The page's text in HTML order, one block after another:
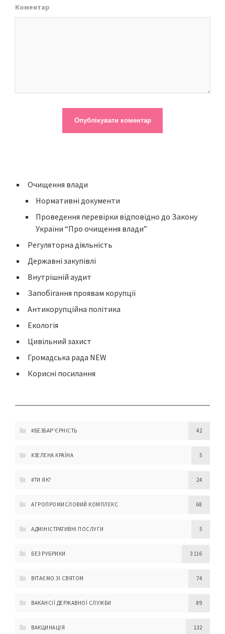
Коментар
Очищення влади
Нормативні документи
Проведення перевірки відповідно до Закону
України “Про очищення влади”
Регуляторна діяльність
Державні закупівлі
Внутрішній аудит
Запобігання проявам корупції
Антикорупційна політика
Екологія
Цивільний захист
Громадська рада NEW
Корисні посилання
#БЕЗБАР'ЄРНІСТЬ 42
#ЗЕЛЕНА КРАЇНА 5
#ТИ ЯК? 24
АГРОПРОМИСЛОВИЙ КОМПЛЕКС 68
АДМІНІСТРАТИВНІ ПОСЛУГИ 5
БЕЗ РУБРИКИ 3 116
ВІТАЄМО ЗІ СВЯТОМ 74
ВАКАНСІЇ ДЕРЖАВНОЇ СЛУЖБИ 89
ВАКЦИНАЦІЯ 132